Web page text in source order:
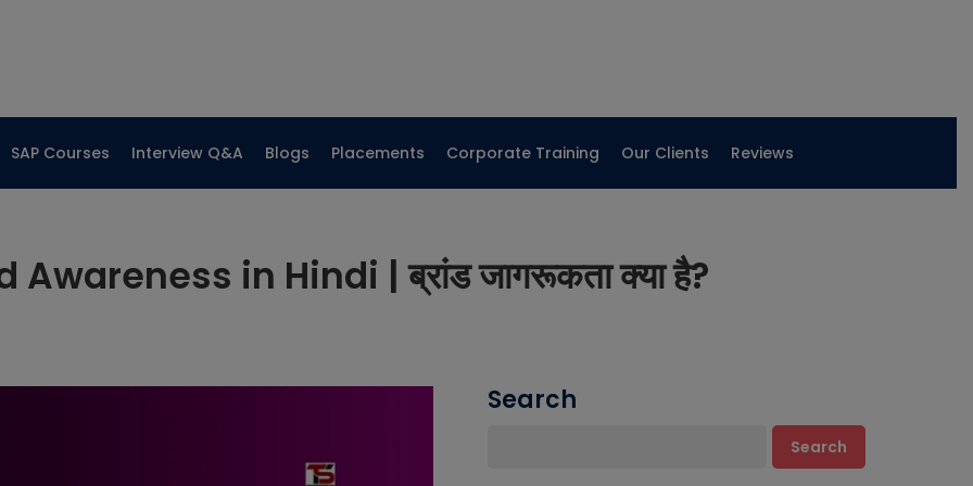
SAP Courses Interview Q&A Blogs Placements Corporate Training Our Clients Reviews
in Hindi | ब्रांड जागरूकता क्या है?
Search
Search